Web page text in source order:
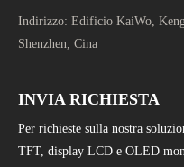
Indirizzo: Edificio KaiWo,
Shenzhen, Cina
INVIA RICHIESTA
Per richieste sulla nostra
TFT, display LCD e OLED